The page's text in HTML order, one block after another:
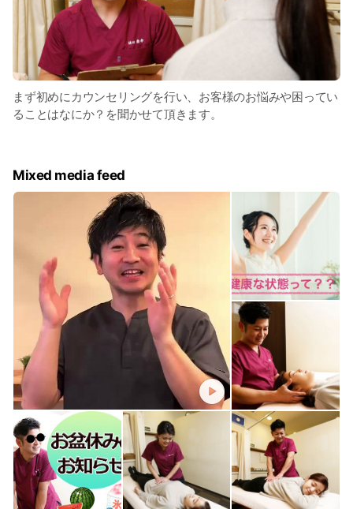
まず初めにカウンセリングを行い、お客様のお悩みや困ってい
ることはなにか？を聞かせて頂きます。
Mixed media feed